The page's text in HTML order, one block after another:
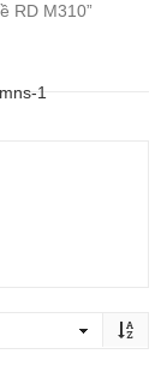
RD M310”
1